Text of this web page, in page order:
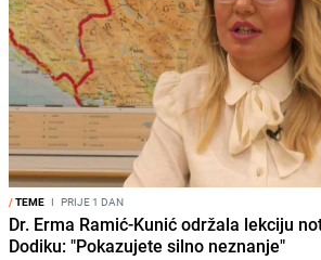
/TEME I PRIJE 1 DAN
Dr. Erma Ramić-Kunić održala lekciju
Dodiku: "Pokazujete silno neznanje"